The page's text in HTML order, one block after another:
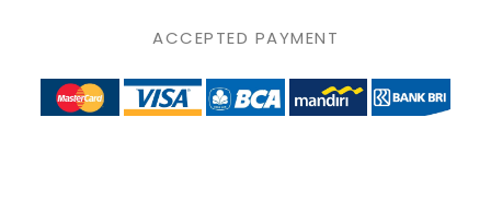
ACCEPTED PAYMENT